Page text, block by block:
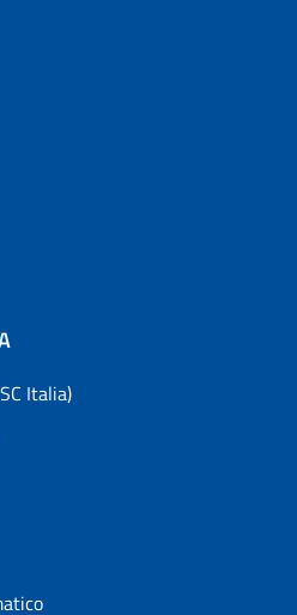
Italia)